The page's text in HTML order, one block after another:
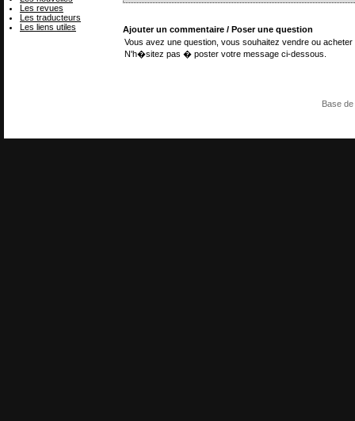
Ajouter un commentaire / Poser une question
Vous avez une question, vous souhaitez vendre ou
N'h�sitez pas � poster votre message ci-dessous.
Les revues
Les traducteurs
Les liens utiles
Base